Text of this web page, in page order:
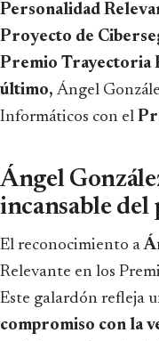
Personalidad
Proyecto de
Premio Trayectoria
último, Ángel
Informáticos con el
Ángel
incansable
El reconocimiento a
Relevante en los
Este galardón refleja
compromiso con la